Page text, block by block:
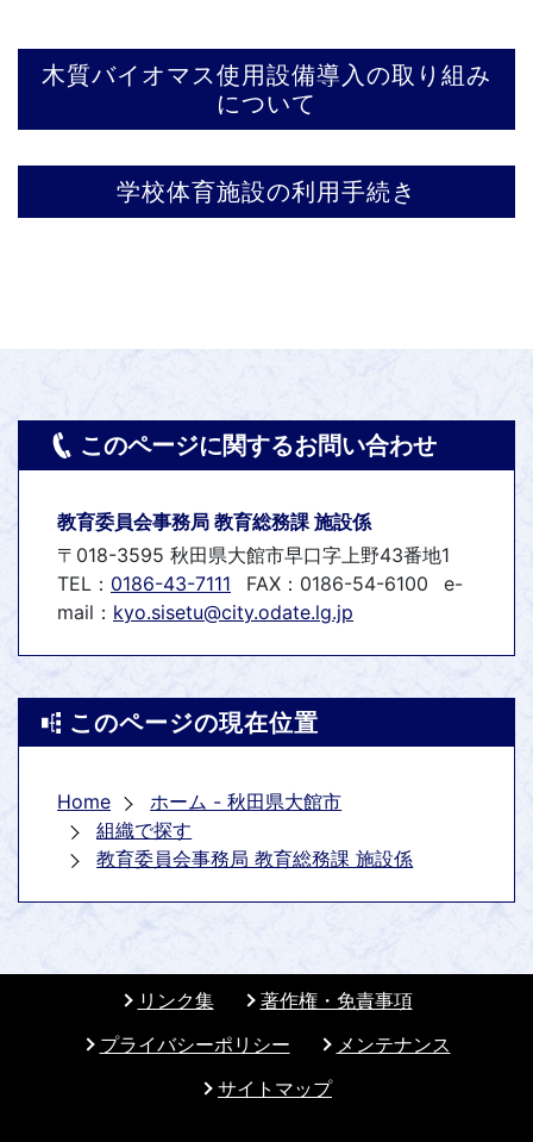
木質バイオマス使用設備導入の取り組み
について
学校体育施設の利用手続き
このページに関するお問い合わせ
教育委員会事務局 教育総務課 施設係
〒018-3595 秋田県大館市早口字上野43番地1
TEL： 0186-43-7111 FAX：0186-54-6100
e-
mail： kyo.sisetu@city.odate.lg.jp
このページの現在位置
Home
ホーム - 秋田県大館市
組織で探す
教育委員会事務局 教育総務課 施設係
リンク集
著作権・免責事項
プライバシーポリシー
メンテナンス
サイトマップ